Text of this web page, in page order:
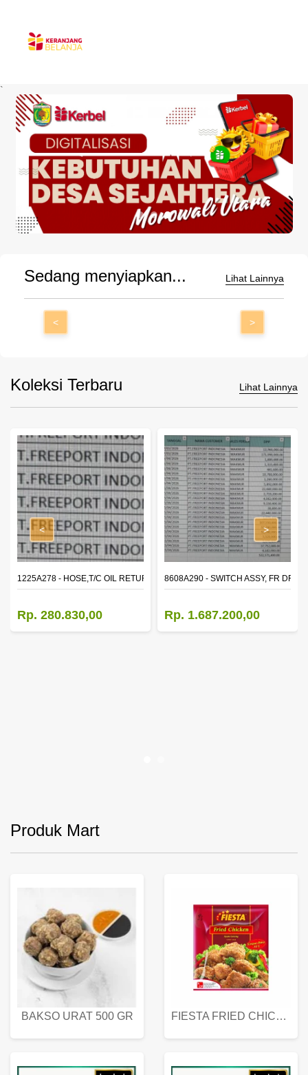
`
Sedang menyiapkan... Lihat Lainnya
< >
Koleksi Terbaru Lihat Lainnya
1225A278 - HOSE,T/C OIL RETURN TUBE
Rp. 280.830,00
8608A290 - SWITCH ASSY, FR DR
Rp. 1.687.200,00
< >
Produk Mart
BAKSO URAT 500 GR FIESTA FRIED CHICKEN 500 GR